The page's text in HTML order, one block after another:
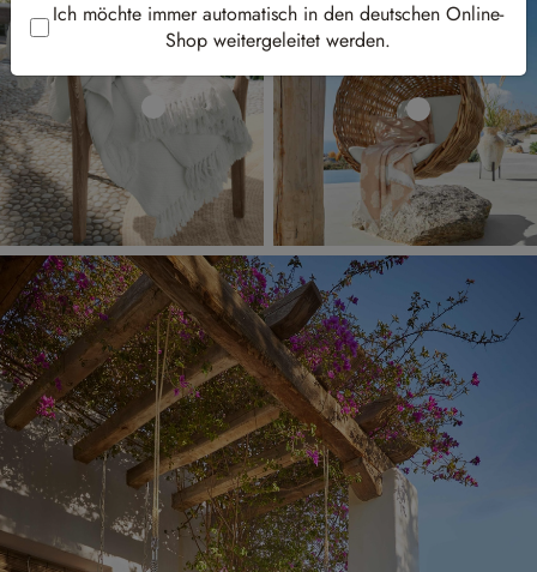
Ich möchte immer automatisch in den deutschen Online-
Shop weitergeleitet werden.